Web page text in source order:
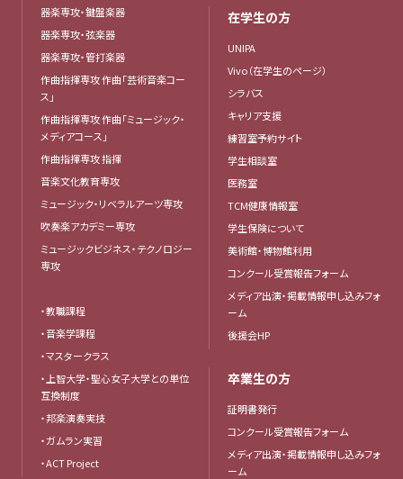
器楽専攻・鍵盤楽器
器楽専攻・弦楽器
器楽専攻・管打楽器
作曲指揮専攻 作曲「芸術音楽コー
ス」
作曲指揮専攻 作曲「ミュージック・
メディアコース」
作曲指揮専攻 指揮
音楽文化教育専攻
ミュージック・リベラルアーツ専攻
吹奏楽アカデミー専攻
ミュージックビジネス・テクノロジー
専攻
・教職課程
・音楽学課程
・マスタークラス
・上智大学・聖心女子大学との単位
互換制度
・邦楽演奏実技
・ガムラン実習
・ACT Project
在学生の方
UNIPA
Vivo（在学生のページ）
シラバス
キャリア支援
練習室予約サイト
学生相談室
医務室
TCM健康情報室
学生保険について
美術館・博物館利用
コンクール受賞報告フォーム
メディア出演・掲載情報申し込みフォ
ーム
後援会HP
卒業生の方
証明書発行
コンクール受賞報告フォーム
メディア出演・掲載情報申し込みフォ
ーム